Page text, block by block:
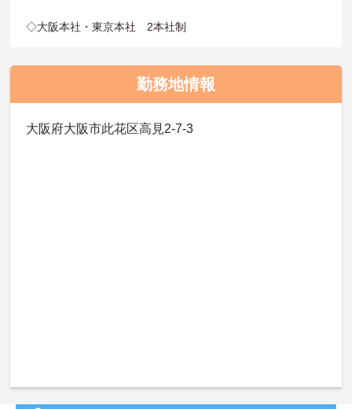
◇大阪本社・東京本社 2本社制
勤務地情報
大阪府大阪市此花区高見2-7-3